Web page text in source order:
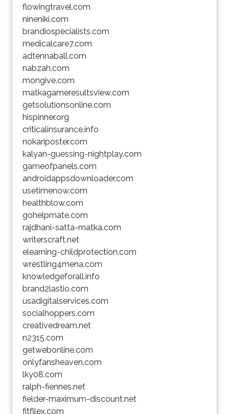
flowingtravel.com
nineniki.com
brandiospecialists.com
medicalcare7.com
adtennaball.com
nabzah.com
mongive.com
matkagameresultsview.com
getsolutionsonline.com
hispinner.org
criticalinsurance.info
nokariposter.com
kalyan-guessing-nightplay.com
gameofpanels.com
androidappsdownloader.com
usetimenow.com
healthblow.com
gohelpmate.com
rajdhani-satta-matka.com
writerscraft.net
elearning-childprotection.com
wrestling4mena.com
knowledgeforall.info
brand2lastio.com
usadigitalservices.com
socialhoppers.com
creativedream.net
n2315.com
getwebonline.com
onlyfansheaven.com
lky08.com
ralph-fiennes.net
fielder-maximum-discount.net
fitfllex.com